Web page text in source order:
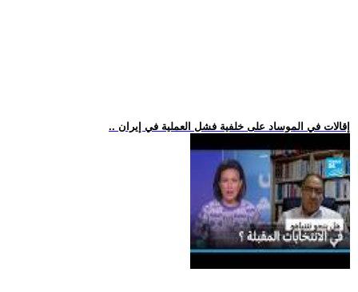
.. إقالات في الموساد على خلفية فشل العملية في إيران